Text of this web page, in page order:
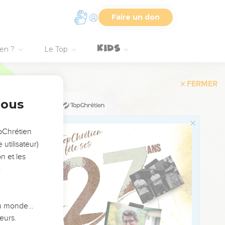
Faire un don
? Le Top
ce [ne] soit [que]
en retranche les
à faire ruisseler le
délivreront ni fils ni
mortelles, l'épée,
va faire sortir, et fils
utilisateur)
et les
monde…